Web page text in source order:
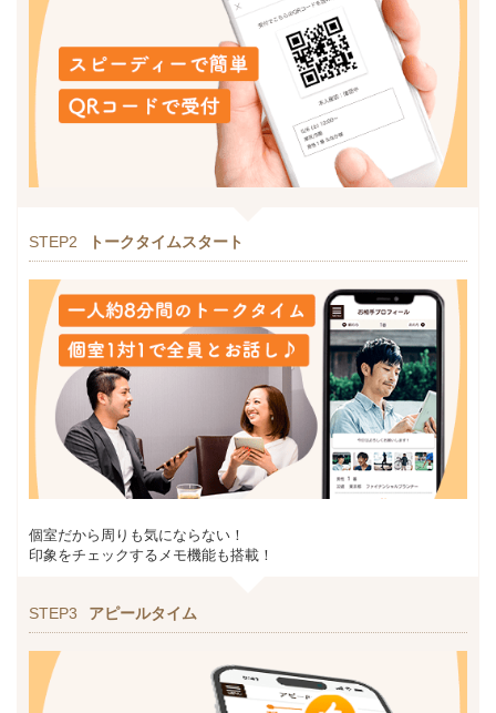
STEP2 トークタイムスタート
個室だから周りも気にならない！
印象をチェックするメモ機能も搭載！
STEP3 アピールタイム